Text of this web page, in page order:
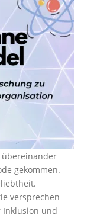
gekommen.
versprechen
Inklusion und